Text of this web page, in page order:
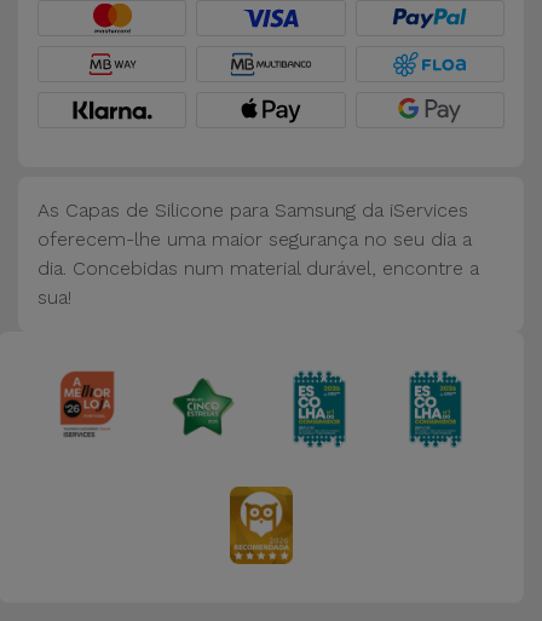
Mobilidade,
Auto e
Bicicleta
de
Computador
Acessórios
Kids
As Capas de Silicone para Samsung da iServices
oferecem-lhe uma maior segurança no seu dia a
dia. Concebidas num material durável, encontre a
sua!